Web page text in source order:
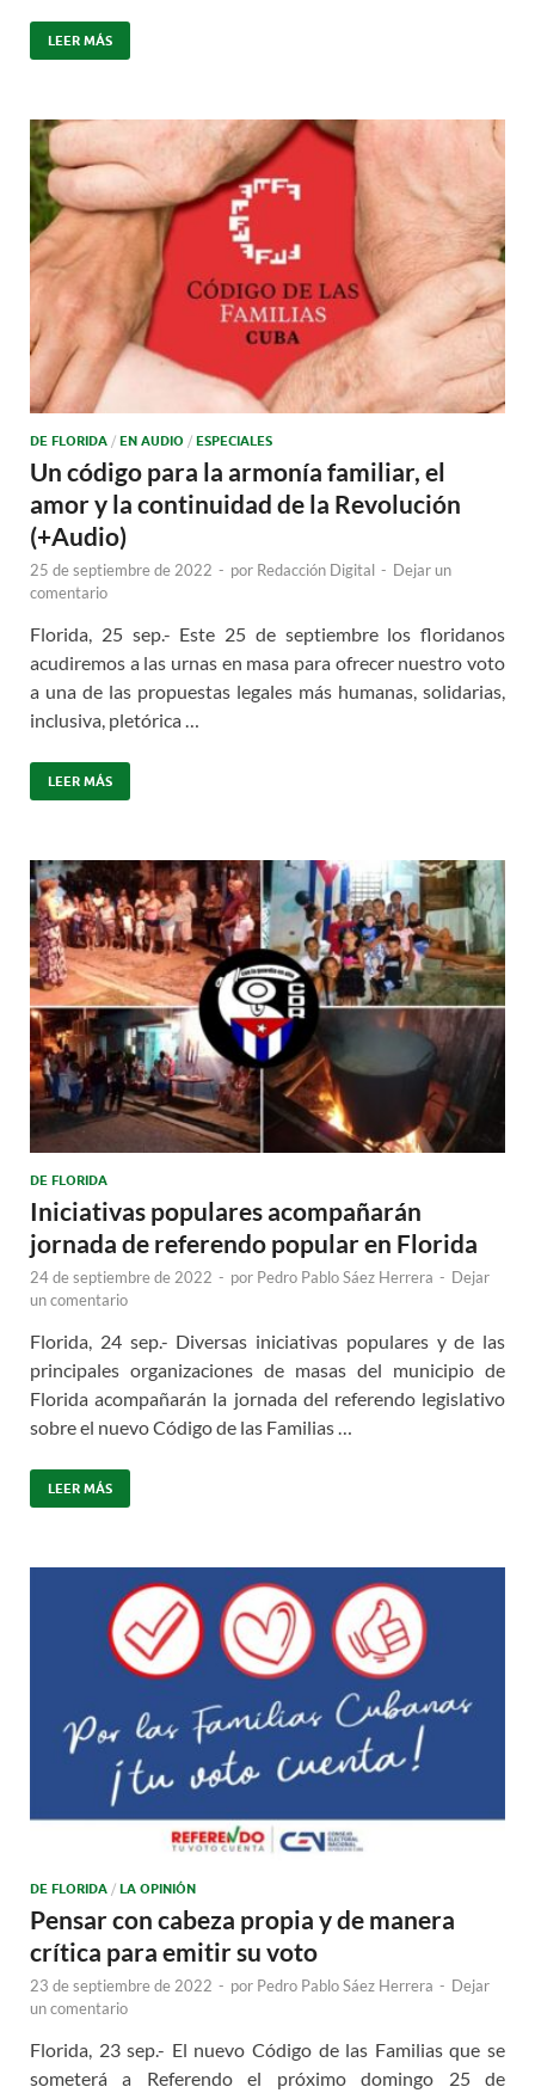
LEER MÁS
DE FLORIDA / EN AUDIO / ESPECIALES
Un código para la armonía familiar, el
amor y la continuidad de la Revolución
(+Audio)
25 de septiembre de 2022 - por Redacción Digital - Dejar un
comentario
Florida, 25 sep.- Este 25 de septiembre los floridanos
acudiremos a las urnas en masa para ofrecer nuestro voto
a una de las propuestas legales más humanas, solidarias,
inclusiva, pletórica …
LEER MÁS
DE FLORIDA
Iniciativas populares acompañarán
jornada de referendo popular en Florida
24 de septiembre de 2022 - por Pedro Pablo Sáez Herrera - Dejar
un comentario
Florida, 24 sep.- Diversas iniciativas populares y de las
principales organizaciones de masas del municipio de
Florida acompañarán la jornada del referendo legislativo
sobre el nuevo Código de las Familias …
LEER MÁS
DE FLORIDA / LA OPINIÓN
Pensar con cabeza propia y de manera
crítica para emitir su voto
23 de septiembre de 2022 - por Pedro Pablo Sáez Herrera - Dejar
un comentario
Florida, 23 sep.- El nuevo Código de las Familias que se
someterá a Referendo el próximo domingo 25 de